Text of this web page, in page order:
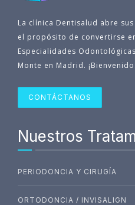
La clínica Dentisalud abre
el propósito de convertirse
Especialidades
Monte en Madrid.
CONTÁCTANOS
Nuestros
PERIODONCIA Y CIRUGÍA
ORTODONCIA / INVISALIGN